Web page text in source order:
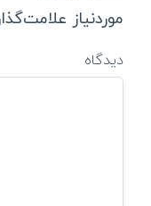
موردنیاز
دیدگاه